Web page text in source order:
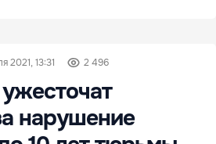
2021, 13:31 2 496
нарушение